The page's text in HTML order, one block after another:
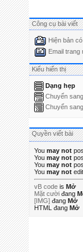
Công cụ bài viết
Hiện bản
Email trang
Kiểu hiển thị
Dạng hẹp
Chuyển
Chuyển
Quyền viết bài
You may not
You may not
You may not
You may not
vB code is Mở
Mặt cười đang
[IMG] đang Mở
HTML đang Mở